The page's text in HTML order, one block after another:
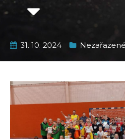
31. 10. 2024 Nezařazené